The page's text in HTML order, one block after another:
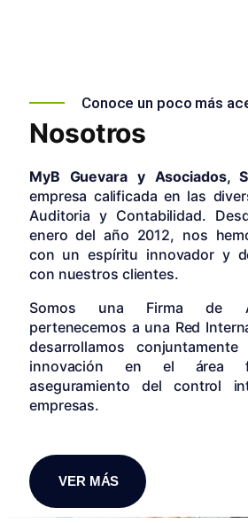
Conoce un poco más
Nosotros
MyB Guevara y Asociados,
empresa calificada en las
Auditoria y Contabilidad.
enero del año 2012, nos
con un espíritu innovador y
con nuestros clientes.
Somos una Firma de
pertenecemos a una Red
desarrollamos
innovación en el área
aseguramiento del control
empresas.
VER MÁS